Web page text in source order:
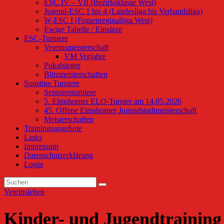
ESC IV – VII (Bezirksklasse West)
Jugend-ESC 1 bis 4 (Landesliga bis Verbandsliga)
W-ESC I (Frauenreginalliga West)
Ewige Tabelle / Einsätze
ESC-Turniere
Vereinsmeisterschaft
VM Vorjahre
Pokalsieger
Blitzmeisterschaften
Sonstige Turniere
Seniorenturniere
5. Elmshorner ELO-Turnier am 14.05.2026
45. Offene Elmshorner Jugendstadtmeisterschaft
Meisterschaften
Trainingsangebote
Links
Impressum
Datenschutzerklärung
Login
Vereinsleben
Kinder- und Jugendtraining